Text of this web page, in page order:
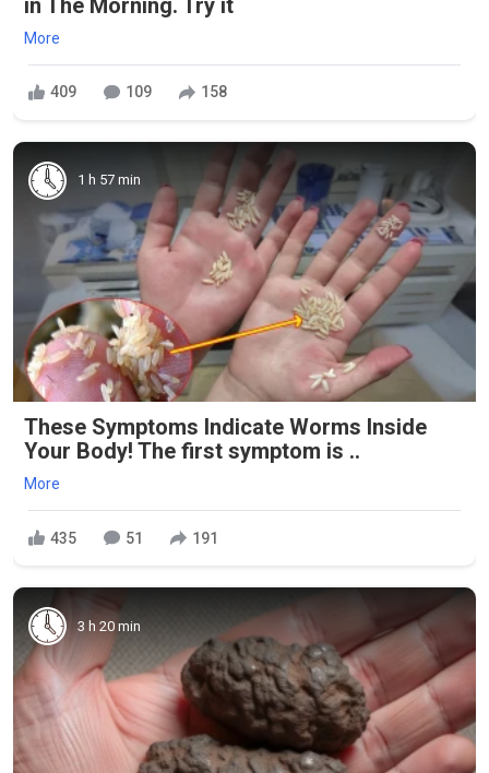
More
409 109 158
1 h 57 min
These Symptoms Indicate Worms Inside
Your Body! The first symptom is ..
More
435 51 191
3 h 20 min